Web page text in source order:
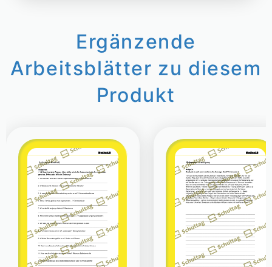
Ergänzende
Arbeitsblätter zu diesem
Produkt